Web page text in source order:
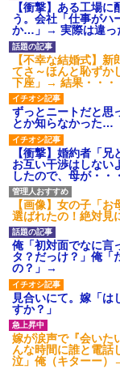
【衝撃】ある工場
う。会社「仕事がハ
か…」→ 実際は違っ
【不幸な結婚式】
てさ～ほんと恥ずか
下座」→ 結果・・・
ずっとニートだと思
とか知らなかった…
【衝撃】婚約者「
お互い干渉はしな
したので、母が・・・
【画像】女の子「
選ばれたの！絶対見
俺「初対面でなに言
タ？だっけ？」俺「
の？」→
見合いにて。嫁「は
すか？」
嫁が涙声で『会いた
んな時間に誰と電
泣」俺（キターー）